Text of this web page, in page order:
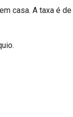
casa. A taxa é de